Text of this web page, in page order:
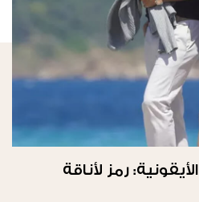
أسرار طبعات Pucci الأيقونية: رمز لأناقة